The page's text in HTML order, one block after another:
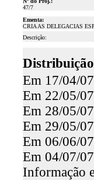
47/7
Ementa:
CRIA AS DELEGACIAS
Descrição:
Em 17/04/
Em 22/05/
Em 28/05/
Em 29/05/
Em 06/06/
Em 04/07/
Informação